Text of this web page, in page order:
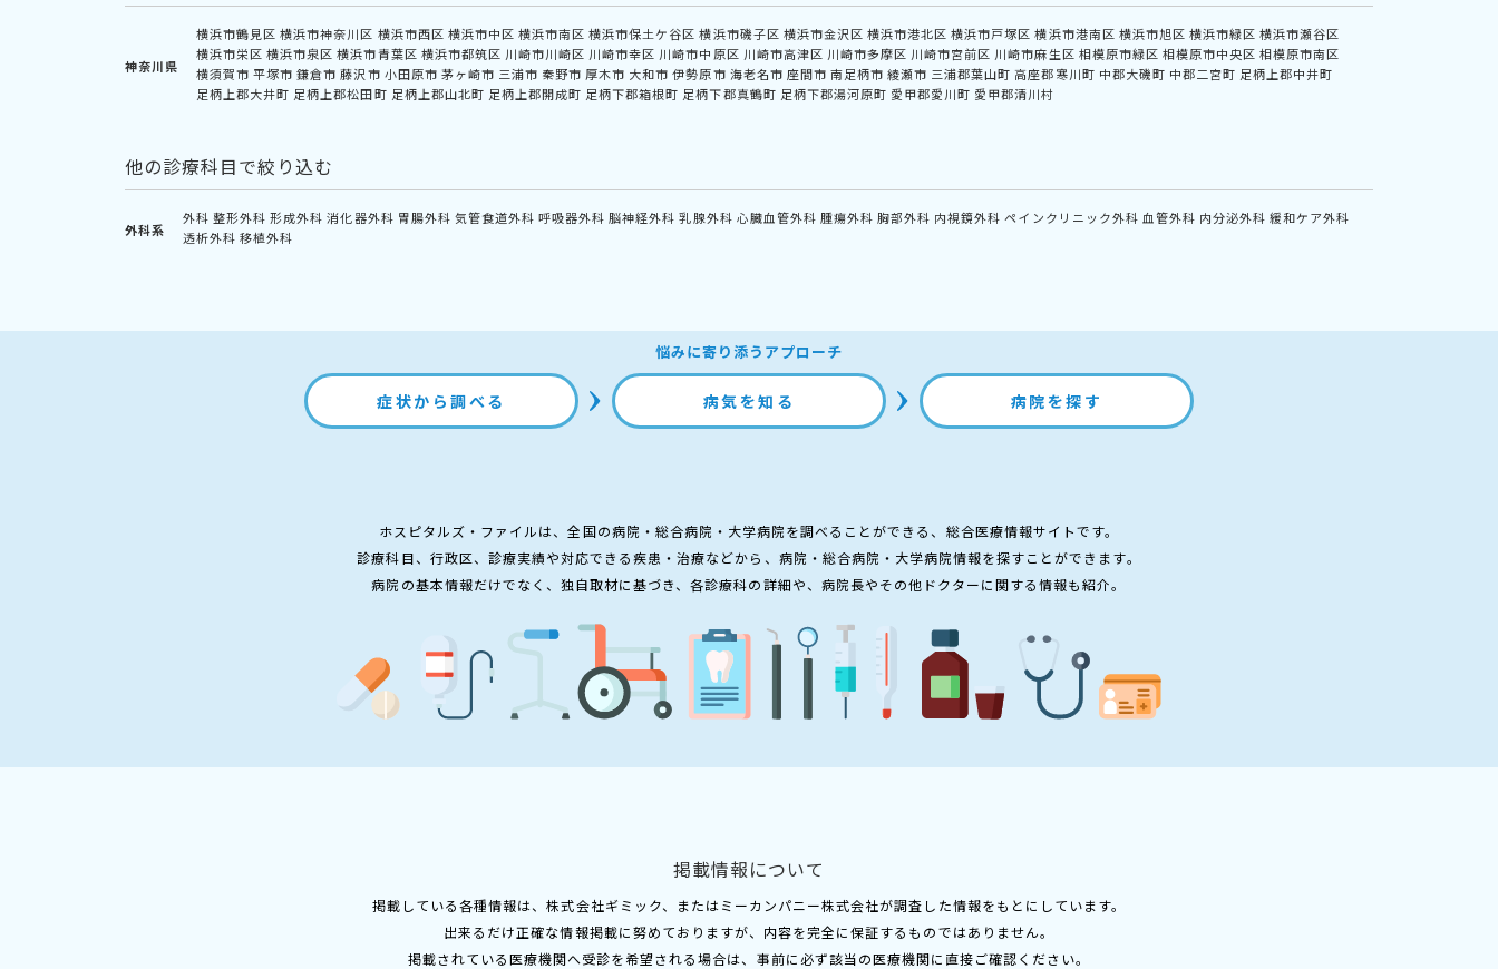
神奈川県
横浜市鶴見区 横浜市神奈川区 横浜市西区 横浜市中区 横浜市南区 横浜市保土ケ谷区 横浜市磯子区 横浜市金沢区 横浜市港北区 横浜市戸塚区 横浜市港南区 横浜市旭区 横浜市緑区 横浜市瀬谷区
横浜市栄区 横浜市泉区 横浜市青葉区 横浜市都筑区 川崎市川崎区 川崎市幸区 川崎市中原区 川崎市高津区 川崎市多摩区 川崎市宮前区 川崎市麻生区 相模原市緑区 相模原市中央区 相模原市南区
横須賀市 平塚市 鎌倉市 藤沢市 小田原市 茅ヶ崎市 三浦市 秦野市 厚木市 大和市 伊勢原市 海老名市 座間市 南足柄市 綾瀬市 三浦郡葉山町 高座郡寒川町 中郡大磯町 中郡二宮町 足柄上郡中井町
足柄上郡大井町 足柄上郡松田町 足柄上郡山北町 足柄上郡開成町 足柄下郡箱根町 足柄下郡真鶴町 足柄下郡湯河原町 愛甲郡愛川町 愛甲郡清川村
他の診療科目で絞り込む
外科系
外科 整形外科 形成外科 消化器外科 胃腸外科 気管食道外科 呼吸器外科 脳神経外科 乳腺外科 心臓血管外科 腫瘍外科 胸部外科 内視鏡外科 ペインクリニック外科 血管外科 内分泌外科 緩和ケア外科
透析外科 移植外科
悩みに寄り添うアプローチ
症状から調べる 病気を知る 病院を探す
ホスピタルズ・ファイルは、全国の病院・総合病院・大学病院を調べることができる、総合医療情報サイトです。
診療科目、行政区、診療実績や対応できる疾患・治療などから、病院・総合病院・大学病院情報を探すことができます。
病院の基本情報だけでなく、独自取材に基づき、各診療科の詳細や、病院長やその他ドクターに関する情報も紹介。
掲載情報について
掲載している各種情報は、株式会社ギミック、またはミーカンパニー株式会社が調査した情報をもとにしています。
出来るだけ正確な情報掲載に努めておりますが、内容を完全に保証するものではありません。
掲載されている医療機関へ受診を希望される場合は、事前に必ず該当の医療機関に直接ご確認ください。